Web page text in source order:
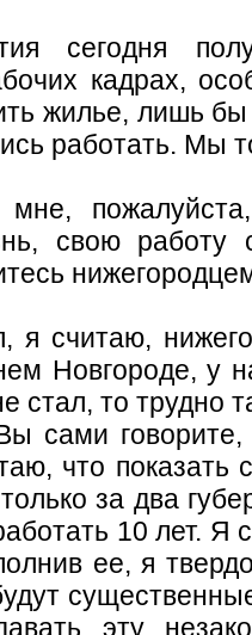
сегодня
кадрах,
жилье, лишь
работать. Мы
мне,
свою работу
я считаю,
Новгороде, у
стал, то трудно
сами говорите,
что показать
за два
10 лет. Я
ее, я
эту